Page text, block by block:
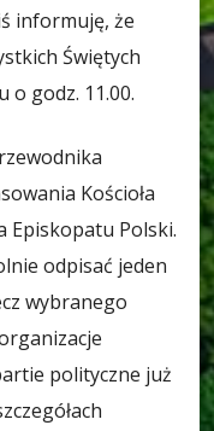
informuję, że
Świętych
o godz. 11.00.
Kościoła
Episkopatu Polski.
odpisać jeden
wybranego
polityczne już